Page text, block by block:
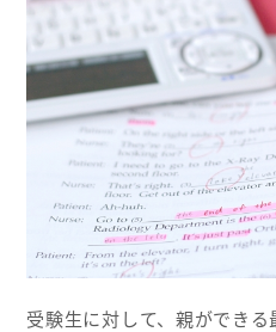
受験生に対して、親ができ